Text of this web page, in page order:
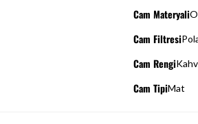
Cam Materyali
Cam Filtresi
Cam Rengi
Cam TipiMat